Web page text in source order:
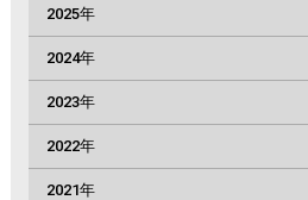
2025年
2024年
2023年
2022年
2021年